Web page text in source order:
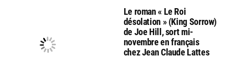
Le roman « Le Roi
désolation » (King Sorrow)
de Joe Hill, sort mi-
novembre en français
chez Jean Claude Lattes